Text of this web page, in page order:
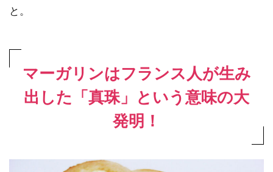
と。
マーガリンはフランス人が生み
出した「真珠」という意味の大
発明！